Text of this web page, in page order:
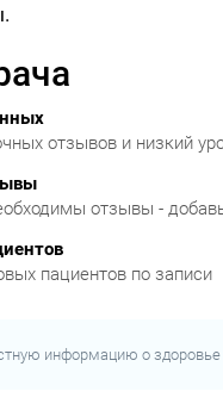
отзывов и низкий
отзывы -
пациентов по записи
информацию о здоровье